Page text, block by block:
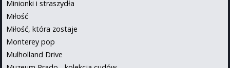
Minionki i straszydła
Miłość
Miłość, która zostaje
Monterey pop
Mulholland Drive